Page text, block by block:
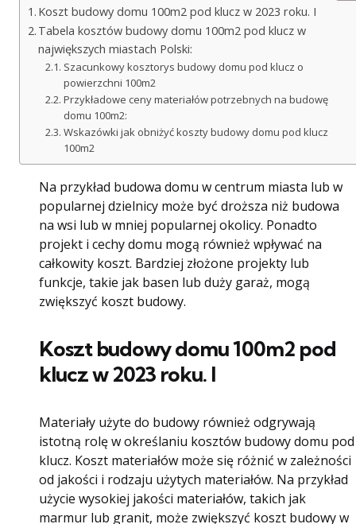
Koszt budowy domu 100m2 pod klucz w 2023 roku. I
Tabela kosztów budowy domu 100m2 pod klucz w
największych miastach Polski:
Szacunkowy kosztorys budowy domu pod klucz o
powierzchni 100m2
Przykładowe ceny materiałów potrzebnych na budowę
domu 100m2:
Wskazówki jak obniżyć koszty budowy domu pod klucz
100m2
Na przykład budowa domu w centrum miasta lub w
popularnej dzielnicy może być droższa niż budowa
na wsi lub w mniej popularnej okolicy. Ponadto
projekt i cechy domu mogą również wpływać na
całkowity koszt. Bardziej złożone projekty lub
funkcje, takie jak basen lub duży garaż, mogą
zwiększyć koszt budowy.
Koszt budowy domu 100m2 pod
klucz w 2023 roku. I
Materiały użyte do budowy również odgrywają
istotną rolę w określaniu kosztów budowy domu pod
klucz. Koszt materiałów może się różnić w zależności
od jakości i rodzaju użytych materiałów. Na przykład
użycie wysokiej jakości materiałów, takich jak
marmur lub granit, może zwiększyć koszt budowy w